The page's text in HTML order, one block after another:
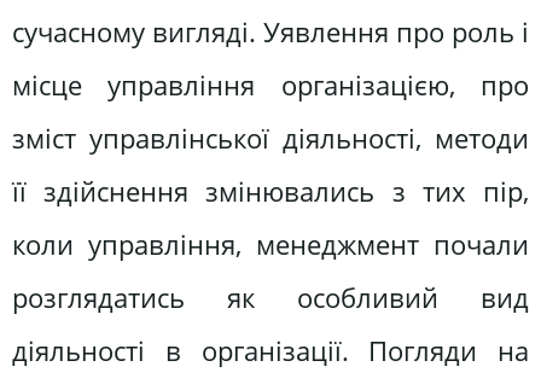
сучасному вигляді. Уявлення про роль і
місце управління організацією, про
зміст управлінської діяльності, методи
її здійснення змінювались з тих пір,
коли управління, менеджмент почали
розглядатись як особливий вид
діяльності в організації. Погляди на